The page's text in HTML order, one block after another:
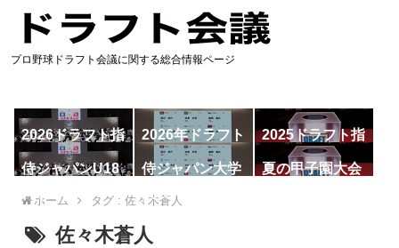
プロ野球ドラフト会議に関する総合情報ページ
2026ドラフト指
名予想
2026年ドラフト
候補
2025ドラフト指
名一覧
侍ジャパンU18
代表
侍ジャパン大学
代表
夏の甲子園大会
ホーム タグ : 佐々木蒼人
佐々木蒼人